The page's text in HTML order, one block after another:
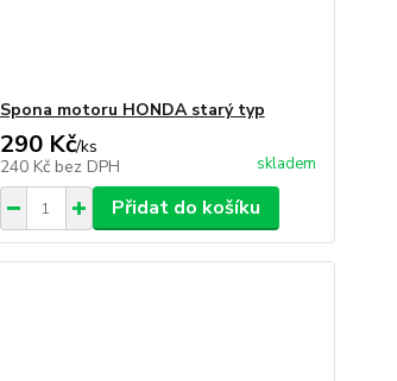
Spona motoru HONDA starý typ
290 Kč/ks
240 Kč bez DPH skladem
Přidat do košíku